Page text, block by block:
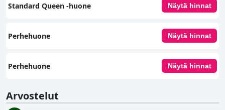
Standard Queen -huone Näytä hinnat
Perhehuone Näytä hinnat
Perhehuone Näytä hinnat
Arvostelut